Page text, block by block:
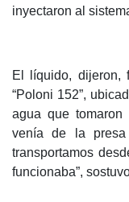
inyectaron al
El líquido, dijeron,
“Poloni 152”,
agua que
venía de la
transportamos
funcionaba”,